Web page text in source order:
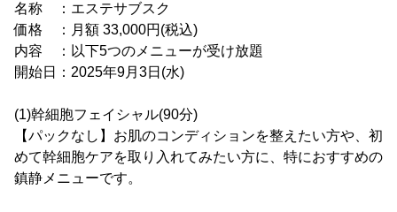
名称 ：エステサブスク
価格 ：月額 33,000円(税込)
内容 ：以下5つのメニューが受け放題
開始日：2025年9月3日(水)
(1)幹細胞フェイシャル(90分)
【パックなし】お肌のコンディションを整えたい方や、初
めて幹細胞ケアを取り入れてみたい方に、特におすすめの
鎮静メニューです。